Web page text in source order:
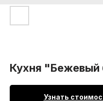
Кухня "Бежевый
Узнать